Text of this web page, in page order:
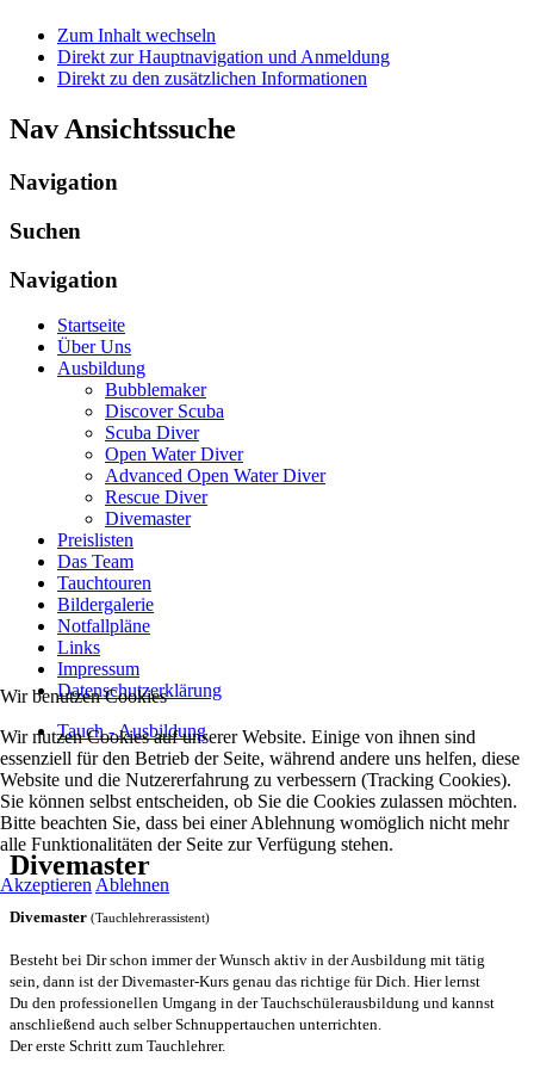
Zum Inhalt wechseln
Direkt zur Hauptnavigation und Anmeldung
Direkt zu den zusätzlichen Informationen
Nav Ansichtssuche
Navigation
Suchen
Navigation
Startseite
Über Uns
Ausbildung
Bubblemaker
Discover Scuba
Scuba Diver
Open Water Diver
Advanced Open Water Diver
Rescue Diver
Divemaster
Preislisten
Das Team
Tauchtouren
Bildergalerie
Notfallpläne
Links
Impressum
Datenschutzerklärung
Tauch - Ausbildung
Divemaster
Divemaster (Tauchlehrerassistent)
Besteht bei Dir schon immer der Wunsch aktiv in der Ausbildung mit tätig
sein, dann ist der Divemaster-Kurs genau das richtige für Dich. Hier lernst
Du den professionellen Umgang in der Tauchschülerausbildung und kannst
anschließend auch selber Schnuppertauchen unterrichten.
Der erste Schritt zum Tauchlehrer.
Wir benutzen Cookies
Wir nutzen Cookies auf unserer Website. Einige von ihnen sind
essenziell für den Betrieb der Seite, während andere uns helfen, diese
Website und die Nutzererfahrung zu verbessern (Tracking Cookies).
Sie können selbst entscheiden, ob Sie die Cookies zulassen möchten.
Bitte beachten Sie, dass bei einer Ablehnung womöglich nicht mehr
alle Funktionalitäten der Seite zur Verfügung stehen.
Akzeptieren Ablehnen